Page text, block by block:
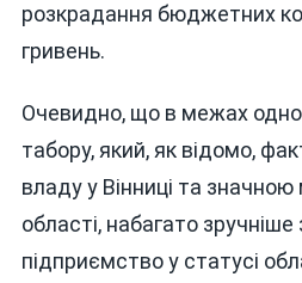
розкрадання бюджетних
гривень.
Очевидно, що в межах
табору, який, як відомо,
владу у Вінниці та
області, набагато
підприємство у статусі